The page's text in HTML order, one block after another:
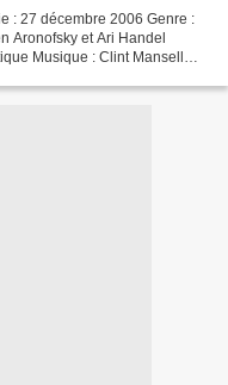
: 27 décembre 2006 Genre :
Aronofsky et Ari Handel
Musique : Clint Mansell